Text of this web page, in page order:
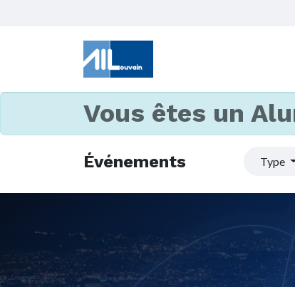
Vous êtes un
Événements Type